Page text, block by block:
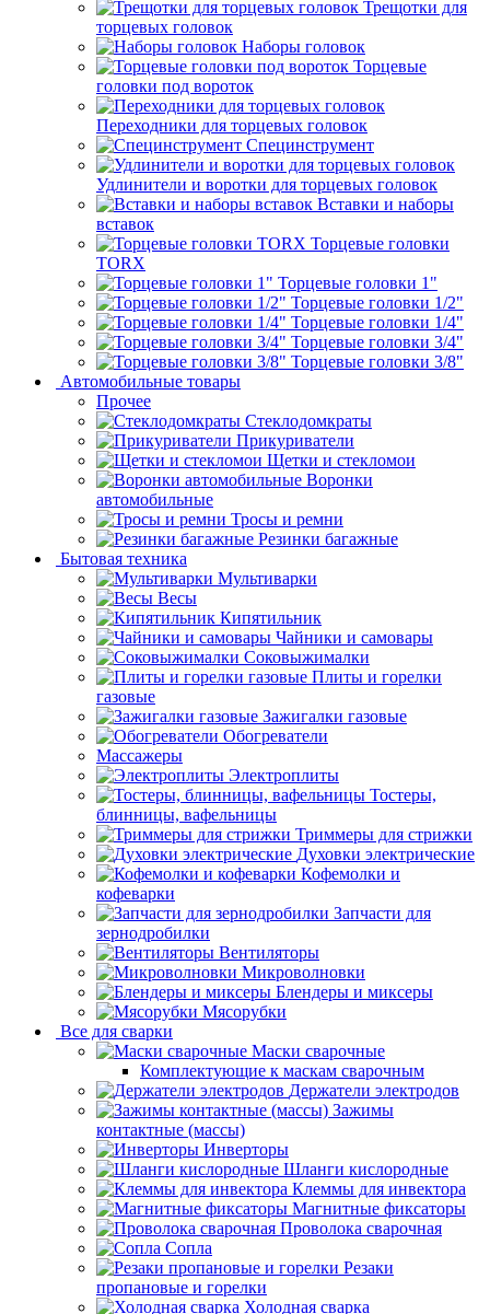
Трещотки для
торцевых головок
Наборы головок
Торцевые
головки под вороток
Переходники для торцевых головок
Специнструмент
Удлинители и воротки для торцевых головок
Вставки и наборы
вставок
Торцевые головки
TORX
Торцевые головки 1"
Торцевые головки 1/2"
Торцевые головки 1/4"
Торцевые головки 3/4"
Торцевые головки 3/8"
Автомобильные товары
Прочее
Стеклодомкраты
Прикуриватели
Щетки и стекломои
Воронки
автомобильные
Тросы и ремни
Резинки багажные
Бытовая техника
Мультиварки
Весы
Кипятильник
Чайники и самовары
Соковыжималки
Плиты и горелки
газовые
Зажигалки газовые
Обогреватели
Массажеры
Электроплиты
Тостеры,
блинницы, вафельницы
Триммеры для стрижки
Духовки электрические
Кофемолки и
кофеварки
Запчасти для
зернодробилки
Вентиляторы
Микроволновки
Блендеры и миксеры
Мясорубки
Все для сварки
Маски сварочные
Комплектующие к маскам сварочным
Держатели электродов
Зажимы
контактные (массы)
Инверторы
Шланги кислородные
Клеммы для инвектора
Магнитные фиксаторы
Проволока сварочная
Сопла
Резаки
пропановые и горелки
Холодная сварка